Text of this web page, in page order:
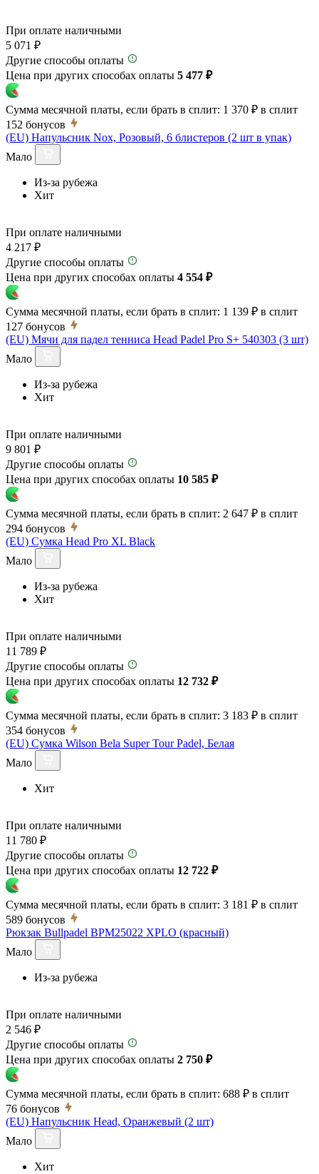
При оплате наличными
5 071 ₽
Другие способы оплаты
Цена при других способах оплаты 5 477 ₽
Сумма месячной платы, если брать в сплит: 1 370 ₽ в сплит
152 бонусов
(EU) Напульсник Nox, Розовый, 6 блистеров (2 шт в упак)
Мало
Из-за рубежа
Хит
При оплате наличными
4 217 ₽
Другие способы оплаты
Цена при других способах оплаты 4 554 ₽
Сумма месячной платы, если брать в сплит: 1 139 ₽ в сплит
127 бонусов
(EU) Мячи для падел тенниса Head Padel Pro S+ 540303 (3 шт)
Мало
Из-за рубежа
Хит
При оплате наличными
9 801 ₽
Другие способы оплаты
Цена при других способах оплаты 10 585 ₽
Сумма месячной платы, если брать в сплит: 2 647 ₽ в сплит
294 бонусов
(EU) Сумка Head Pro XL Black
Мало
Из-за рубежа
Хит
При оплате наличными
11 789 ₽
Другие способы оплаты
Цена при других способах оплаты 12 732 ₽
Сумма месячной платы, если брать в сплит: 3 183 ₽ в сплит
354 бонусов
(EU) Сумка Wilson Bela Super Tour Padel, Белая
Мало
Хит
При оплате наличными
11 780 ₽
Другие способы оплаты
Цена при других способах оплаты 12 722 ₽
Сумма месячной платы, если брать в сплит: 3 181 ₽ в сплит
589 бонусов
Рюкзак Bullpadel BPM25022 XPLO (красный)
Мало
Из-за рубежа
При оплате наличными
2 546 ₽
Другие способы оплаты
Цена при других способах оплаты 2 750 ₽
Сумма месячной платы, если брать в сплит: 688 ₽ в сплит
76 бонусов
(EU) Напульсник Head, Оранжевый (2 шт)
Мало
Хит